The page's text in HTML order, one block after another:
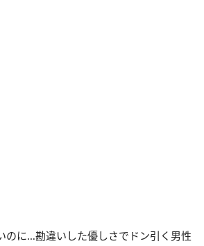
のに…勘違いした優しさでドン引く男性